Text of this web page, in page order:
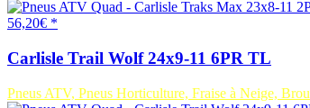
56,20€ *
Carlisle Trail Wolf 24x9-11 6PR TL
Pneus ATV, Pneus Horticulture, Fraise à Neige,